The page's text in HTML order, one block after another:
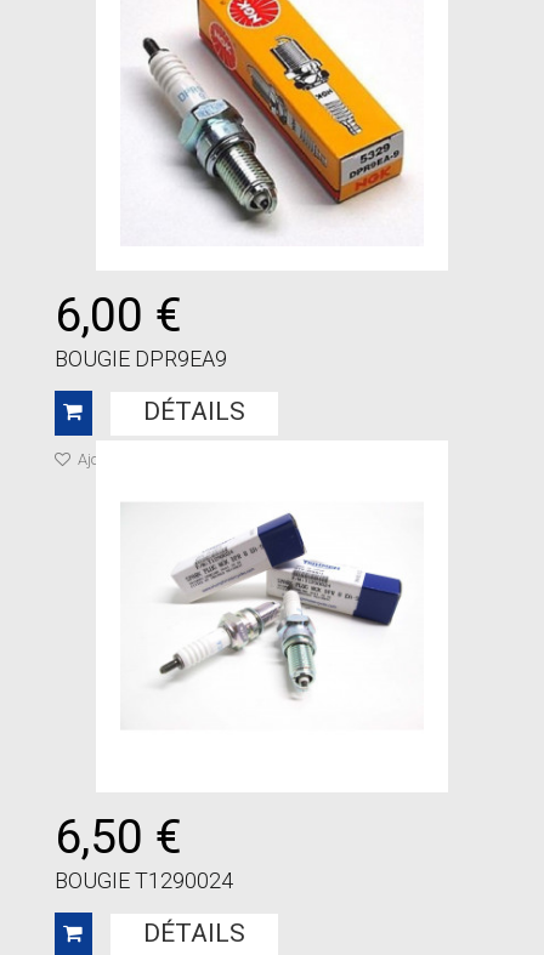
6,00 €
BOUGIE DPR9EA9
DÉTAILS
Ajouter à ma liste de cadeaux
6,50 €
BOUGIE T1290024
DÉTAILS